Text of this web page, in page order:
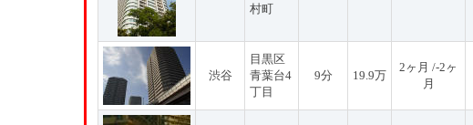
村町
渋谷
目黒区
青葉台4
丁目
9分 19.9万
2ヶ月 /-2ヶ
月